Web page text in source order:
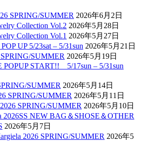
SPRING/SUMMER 2026年6月2日
Collection Vol.2 2026年5月28日
Collection Vol.1 2026年5月27日
UP 5/23sat – 5/31sun 2026年5月21日
SUMMER 2026年5月19日
START!! 5/17sun – 5/31sun
SUMMER 2026年5月14日
SPRING/SUMMER 2026年5月11日
SPRING/SUMMER 2026年5月10日
2026SS NEW BAG＆SHOSE＆OTHER
2026年5月7日
2026 SPRING/SUMMER 2026年5